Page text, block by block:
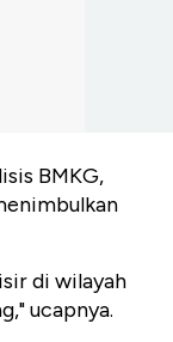
BMKG,
di wilayah
ucapnya.